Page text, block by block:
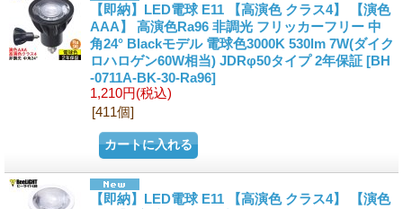
【即納】LED電球 E11 【高演色 クラス4】 【演色
AAA】 高演色Ra96 非調光 フリッカーフリー 中
角24° Blackモデル 電球色3000K 530lm 7W(ダイク
ロハロゲン60W相当) JDRφ50タイプ 2年保証 [BH
-0711A-BK-30-Ra96]
1,210円(税込)
[411個]
【即納】LED電球 E11 【高演色 クラス4】 【演色